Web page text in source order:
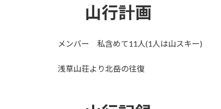
山行計画
メンバー 私含めて11人(1人は山スキー)
浅草山荘より北岳の往復